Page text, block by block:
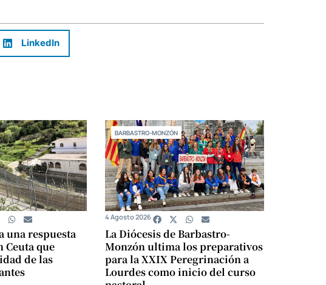
LinkedIn
una respuesta
Ceuta que
de las
BARBASTRO-MONZÓN
La Diócesis de Barbastro-
Monzón ultima los preparativos
para la XXIX Peregrinación a
Lourdes como inicio del curso
4 Agosto 2026